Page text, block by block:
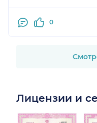
0
Лицензии и